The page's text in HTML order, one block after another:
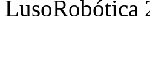
LusoRobótica